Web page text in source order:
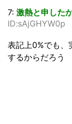
7: 激熱と申した
ID:sAjGHYW0p
表記上0%でも、
するからだろう